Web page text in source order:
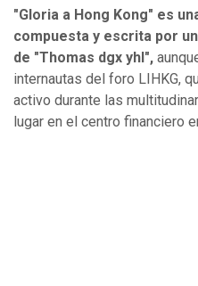
"Gloria a Hong Kong" es
compuesta y escrita por
de "Thomas dgx yhl",
internautas del foro LIHKG,
activo durante las
lugar en el centro financiero